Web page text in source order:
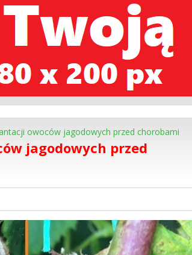
owoców jagodowych przed chorobami
jagodowych przed